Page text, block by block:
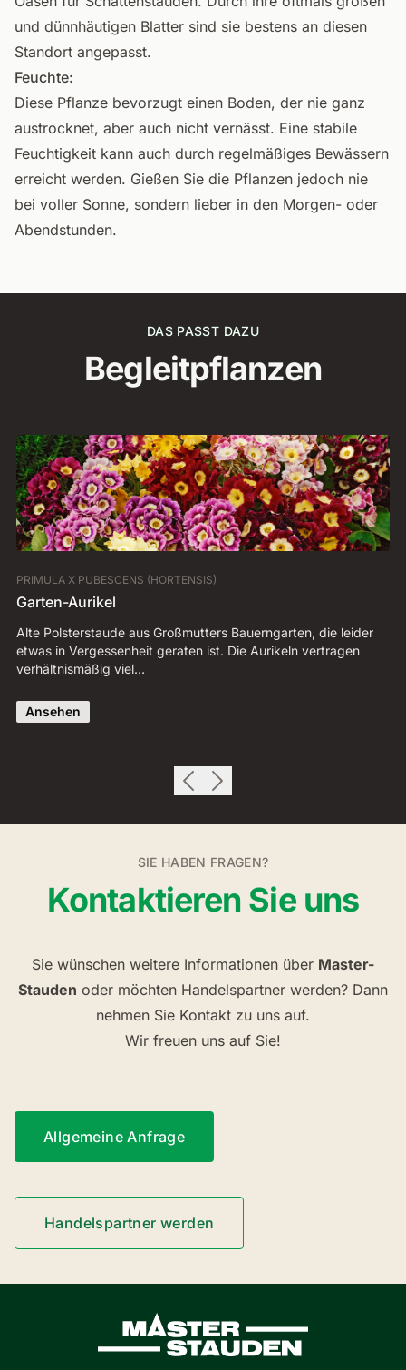
und dünnhäutigen Blatter sind sie bestens an diesen
Standort angepasst.
Feuchte:
Diese Pflanze bevorzugt einen Boden, der nie ganz
austrocknet, aber auch nicht vernässt. Eine stabile
Feuchtigkeit kann auch durch regelmäßiges Bewässern
erreicht werden. Gießen Sie die Pflanzen jedoch nie
bei voller Sonne, sondern lieber in den Morgen- oder
Abendstunden.
DAS PASST DAZU
Begleitpflanzen
PRIMULA X PUBESCENS (HORTENSIS)
Garten-Aurikel
Alte Polsterstaude aus Großmutters Bauerngarten, die leider
etwas in Vergessenheit geraten ist. Die Aurikeln vertragen
verhältnismäßig viel…
Ansehen
SIE HABEN FRAGEN?
Kontaktieren Sie uns
Sie wünschen weitere Informationen über Master-
Stauden oder möchten Handelspartner werden? Dann
nehmen Sie Kontakt zu uns auf.
Wir freuen uns auf Sie!
Allgemeine Anfrage
Handelspartner werden
Master-Stauden